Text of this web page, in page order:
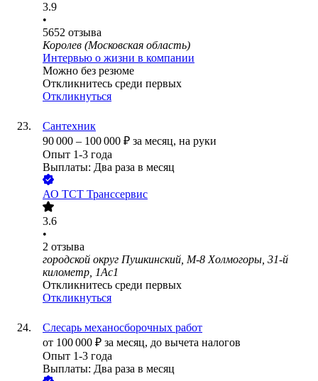
3.9
•
5652 отзыва
Королев (Московская область)
Интервью о жизни в компании
Можно без резюме
Откликнитесь среди первых
Откликнуться
Сантехник
90 000 – 100 000 ₽ за месяц, на руки
Опыт 1-3 года
Выплаты: Два раза в месяц
АО ТСТ Транссервис
3.6
•
2 отзыва
городской округ Пушкинский, М-8 Холмогоры, 31-й
километр, 1Ас1
Откликнитесь среди первых
Откликнуться
Слесарь механосборочных работ
от 100 000 ₽ за месяц, до вычета налогов
Опыт 1-3 года
Выплаты: Два раза в месяц